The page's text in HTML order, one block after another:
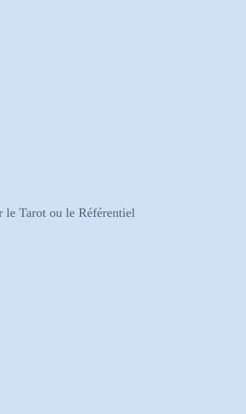
le Tarot ou le Référentiel